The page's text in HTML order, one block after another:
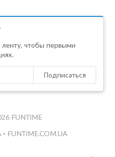
чтобы первыми
Подписаться
FUNTIME
• FUNTIME.COM.UA